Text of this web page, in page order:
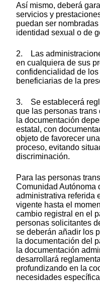
Así mismo, deberá
servicios y
puedan ser
identidad sexual o de
2. Las
en cualquiera de sus
confidencialidad de
beneficiarias de la
3. Se establecerá
que las personas
la documentación
estatal, con
objeto de favorecer
proceso, evitando
discriminación.
Para las personas
Comunidad Autónoma
administrativa referida
vigente hasta el
cambio registral en el
personas solicitantes
se deberán añadir los
la documentación del
la documentación
desarrollará
profundizando en la
necesidades